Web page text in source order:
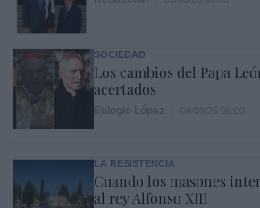
SOCIEDAD
Los cambios del Papa
acertados
LA RESISTENCIA
Cuando los masones
al rey Alfonso XIII